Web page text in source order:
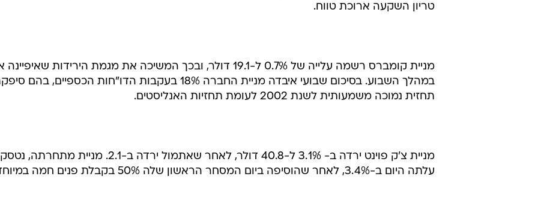
טריון השקעה ארוכת טווח.
מניית קומברס רשמה עלייה של 0.7% ל-19.1 דולר, ובכך המשיכה את מגמת הירידות
במהלך השבוע. בסיכום שבועי איבדה מניית החברה 18% בעקבות הדו"חות הכספיים, בהם
תחזית נמוכה משמעותית לשנת 2002 לעומת תחזיות האנליסטים.
מניית צ'ק פוינט ירדה ב- 3.1% ל-40.8 דולר, לאחר שאתמול ירדה ב-2.1. מניית
עלתה היום ב-3.4%, לאחר שהוסיפה ביום המסחר הראשון שלה 50% בקבלת פנים חמה במיוחד.